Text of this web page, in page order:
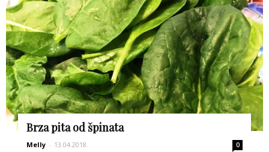
Brza pita od špinata
Melly - 13.04.2018. 0